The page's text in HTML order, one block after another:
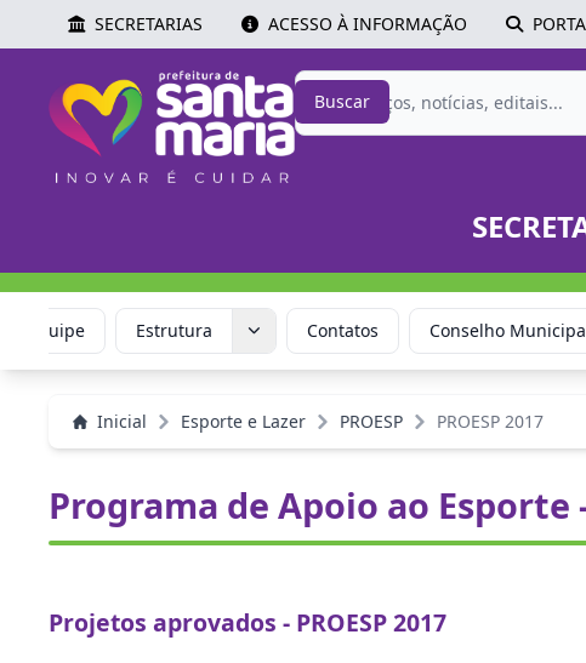
SECRETARIAS ACESSO À INFORMAÇÃO
Buscar
Equipe Estrutura Contatos Conselho
Inicial Esporte e Lazer PROESP PROESP 2017
Programa de Apoio ao Esporte -
Projetos aprovados - PROESP 2017